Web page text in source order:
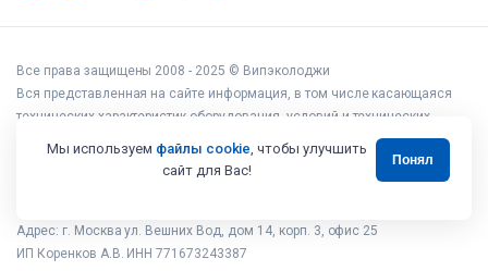
Все права защищены 2008 - 2025 © Випэколоджи
Вся представленная на сайте информация, в том числе касающаяся
технических характеристик оборудования, условий и технических
возможностей подключения, наличия на складе, стоимости товаров и
услуг, носит информационный характер и ни при каких условиях не
является публичной офертой, определяемой положениями статьи 437
Адрес: г. Москва ул. Вешних Вод, дом 14, корп. 3, офис 25
ИП Коренков А.В. ИНН 771673243387
Мы используем файлы cookie, чтобы улучшить
сайт для Вас!
Понял